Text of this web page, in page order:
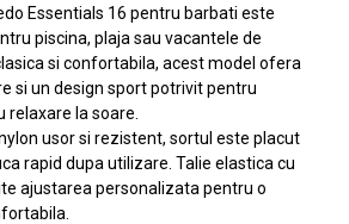
Essentials 16 pentru barbati este
piscina, plaja sau vacantele de
si confortabila, acest model ofera
si un design sport potrivit pentru
relaxare la soare.
usor si rezistent, sortul este placut
rapid dupa utilizare. Talie elastica cu
ajustarea personalizata pentru o